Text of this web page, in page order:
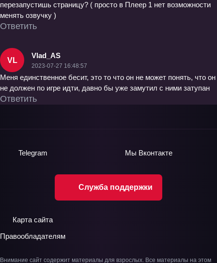
перезапустишь страницу? ( просто в Плеер 1 нет возможности
менять озвучку )
Ответить
VL
Vlad_AS
2023-07-27 16:48:57
Меня единственное бесит, это то что он не может понять, что он
не должен по игре идти, давно бы уже замутил с ними затупан
Ответить
Служба поддержки
Telegram Мы Вконтакте
Карта сайта
Правообладателям
Внимание сайт содержит материалы для взрослых. Все материалы на этом